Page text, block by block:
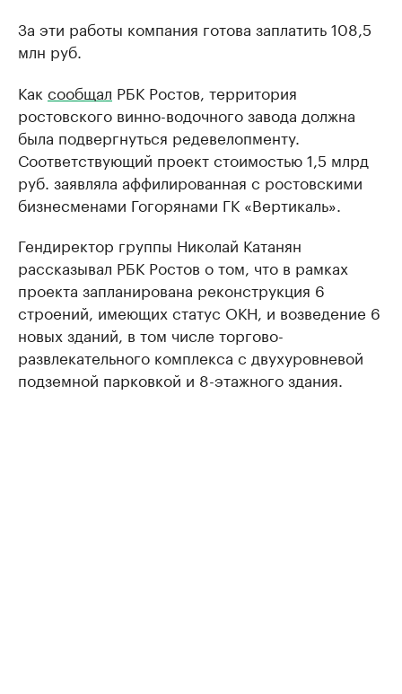
За эти работы компания готова заплатить 108,5
млн руб.
Как сообщал РБК Ростов, территория
ростовского винно-водочного завода должна
была подвергнуться редевелопменту.
Соответствующий проект стоимостью 1,5 млрд
руб. заявляла аффилированная с ростовскими
бизнесменами Гогорянами ГК «Вертикаль».
Гендиректор группы Николай Катанян
рассказывал РБК Ростов о том, что в рамках
проекта запланирована реконструкция 6
строений, имеющих статус ОКН, и возведение 6
новых зданий, в том числе торгово-
развлекательного комплекса с двухуровневой
подземной парковкой и 8-этажного здания.